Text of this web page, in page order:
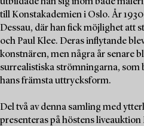
till Konstakademien i Oslo. År
Dessau, där han fick möjlighet att
och Paul Klee. Deras inflytande
konstnären, men några år senare
surrealistiska strömningarna, som
hans främsta uttrycksform.
Del två av denna samling med
presenteras på höstens